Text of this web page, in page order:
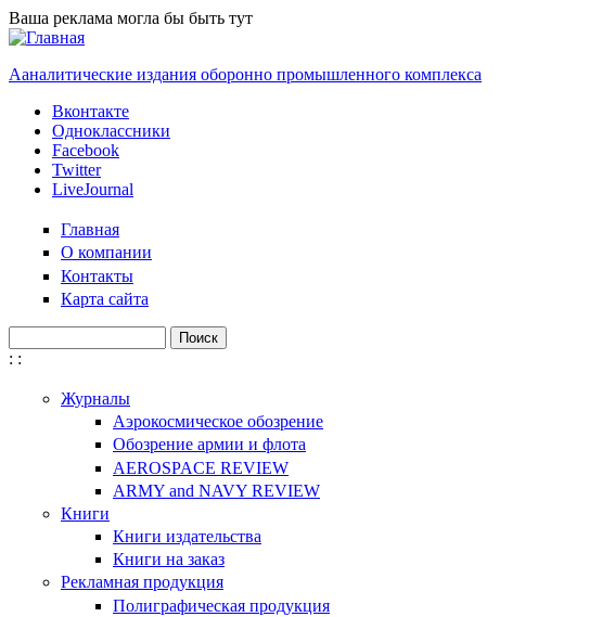
Перейти к основному содержанию
Ваша реклама могла бы быть тут
Ааналитические издания оборонно промышленного комплекса
Вконтакте
Одноклассники
Facebook
Twitter
LiveJournal
Главная
О компании
Контакты
Карта сайта
Форма поиска
: :
Журналы
Аэрокосмическое обозрение
Обозрение армии и флота
AEROSPACE REVIEW
ARMY and NAVY REVIEW
Книги
Книги издательства
Книги на заказ
Рекламная продукция
Полиграфическая продукция